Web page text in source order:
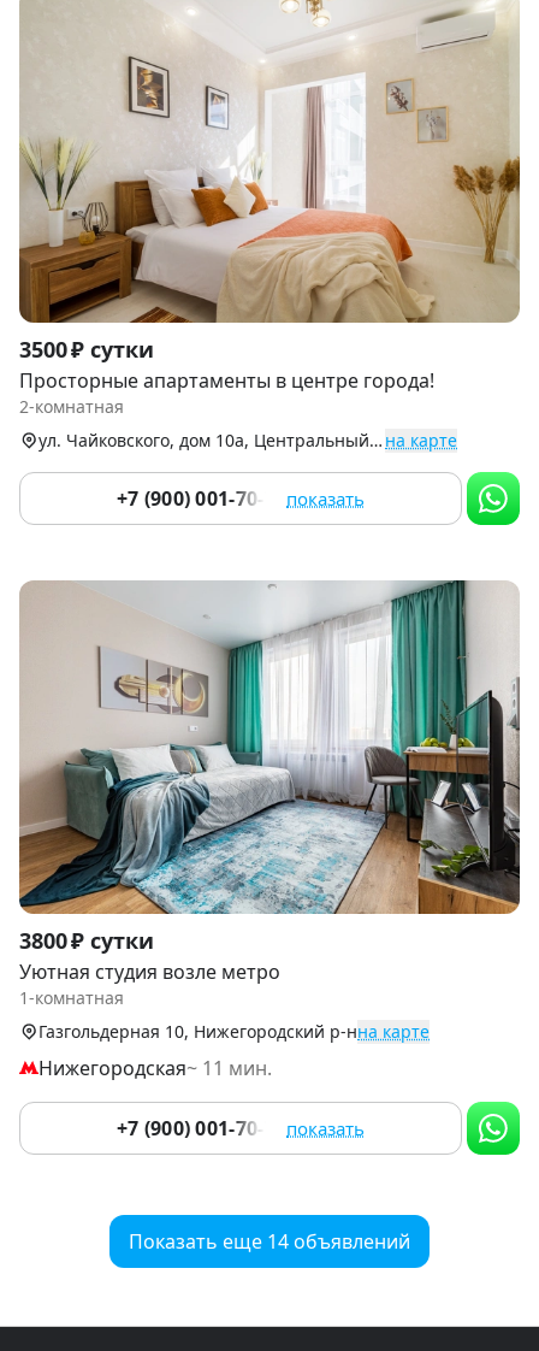
Item
1
of
3500 ₽ сутки
Просторные апартаменты в центре города!
2-комнатная
ул. Чайковского, дом 10а, Центральный р-н на карте
+7 (900) 001-70-76 показать
Item
1
of
3800 ₽ сутки
Уютная студия возле метро
1-комнатная
Газгольдерная 10, Нижегородский р-нна карте
Нижегородская~ 11 мин.
+7 (900) 001-70-76 показать
Показать еще 14 объявлений